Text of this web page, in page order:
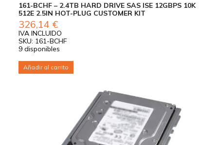
161-BCHF – 2.4TB HARD DRIVE SAS ISE 12GBPS 10K
512E 2.5IN HOT-PLUG CUSTOMER KIT
326,14 €
IVA INCLUIDO
SKU: 161-BCHF
9 disponibles
Añadir al carrito